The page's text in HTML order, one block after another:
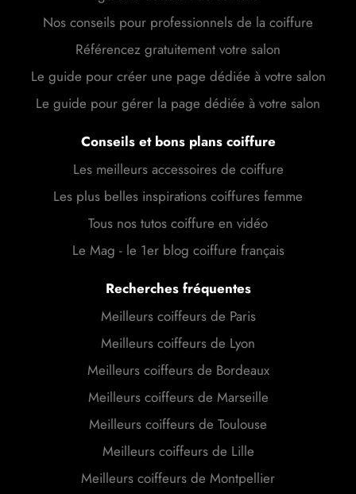
Nos conseils pour professionnels de la coiffure
Référencez gratuitement votre salon
Le guide pour créer une page dédiée à votre salon
Le guide pour gérer la page dédiée à votre salon
Conseils et bons plans coiffure
Les meilleurs accessoires de coiffure
Les plus belles inspirations coiffures femme
Tous nos tutos coiffure en vidéo
Le Mag - le 1er blog coiffure français
Recherches fréquentes
Meilleurs coiffeurs de Paris
Meilleurs coiffeurs de Lyon
Meilleurs coiffeurs de Bordeaux
Meilleurs coiffeurs de Marseille
Meilleurs coiffeurs de Toulouse
Meilleurs coiffeurs de Lille
Meilleurs coiffeurs de Montpellier